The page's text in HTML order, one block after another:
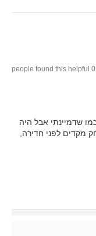
0 people found this helpful
שדמיינתי אבל היה
מקדים לפני חדירה,